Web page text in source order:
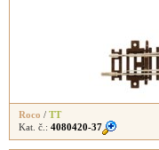
Roco / TT
Kat. č.: 4080420-37